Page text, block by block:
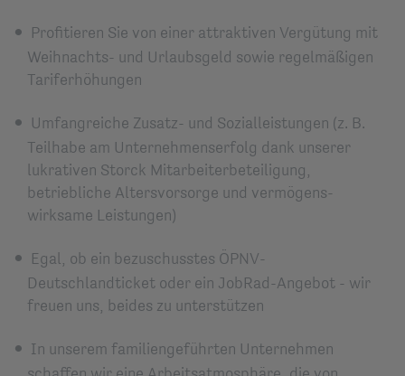
Profitieren Sie von einer attraktiven Vergütung mit
Weihnachts- und Urlaubsgeld sowie regelmäßigen
Tariferhöhungen
Umfangreiche Zusatz- und Sozial­leistungen (z. B.
Teilhabe am Unternehmenserfolg dank unserer
lukrativen Storck Mitarbeiterbeteiligung,
betriebliche Alters­vorsorge und vermögens­
wirksame Leistungen)
Egal, ob ein bezuschusstes ÖPNV-
Deutschlandticket oder ein JobRad-Angebot - wir
freuen uns, beides zu unterstützen
In unserem familiengeführten Unternehmen